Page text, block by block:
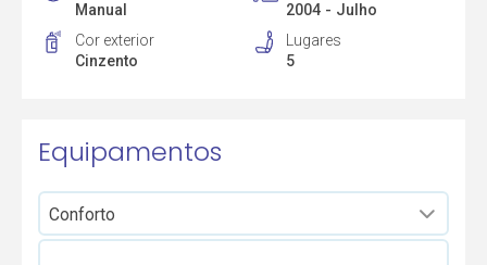
Manual
2004 - Julho
Cor exterior
Cinzento
Lugares
5
Equipamentos